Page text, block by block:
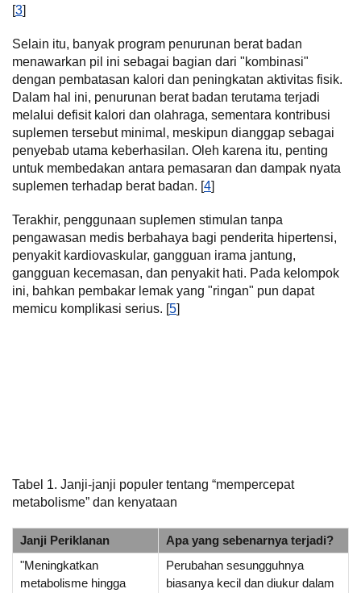
[3]
Selain itu, banyak program penurunan berat badan
menawarkan pil ini sebagai bagian dari "kombinasi"
dengan pembatasan kalori dan peningkatan aktivitas fisik.
Dalam hal ini, penurunan berat badan terutama terjadi
melalui defisit kalori dan olahraga, sementara kontribusi
suplemen tersebut minimal, meskipun dianggap sebagai
penyebab utama keberhasilan. Oleh karena itu, penting
untuk membedakan antara pemasaran dan dampak nyata
suplemen terhadap berat badan. [4]
Terakhir, penggunaan suplemen stimulan tanpa
pengawasan medis berbahaya bagi penderita hipertensi,
penyakit kardiovaskular, gangguan irama jantung,
gangguan kecemasan, dan penyakit hati. Pada kelompok
ini, bahkan pembakar lemak yang "ringan" pun dapat
memicu komplikasi serius. [5]
Tabel 1. Janji-janji populer tentang “mempercepat
metabolisme” dan kenyataan
Janji Periklanan
Apa yang sebenarnya terjadi?
"Meningkatkan
metabolisme hingga
Perubahan sesungguhnya
biasanya kecil dan diukur dalam